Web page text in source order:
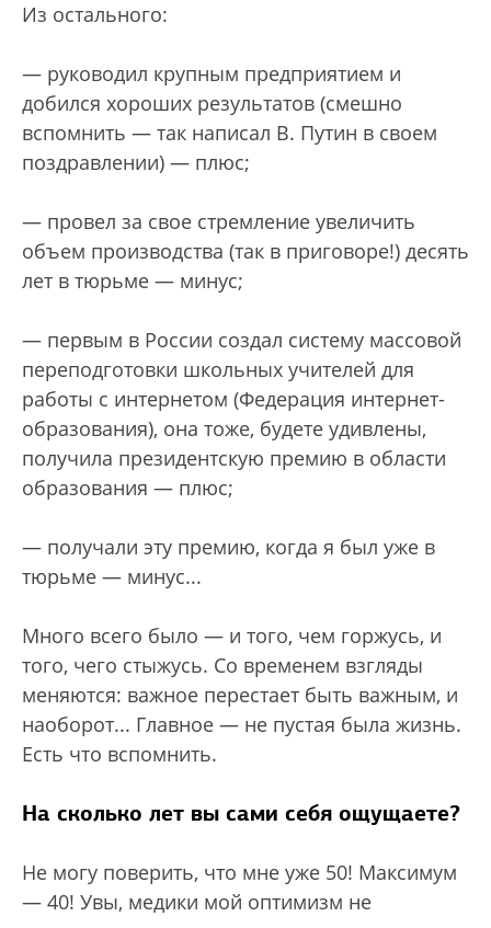
Из остального:
— руководил крупным предприятием и
добился хороших результатов (смешно
вспомнить — так написал В. Путин в своем
поздравлении) — плюс;
— провел за свое стремление увеличить
объем производства (так в приговоре!) десять
лет в тюрьме — минус;
— первым в России создал систему массовой
переподготовки школьных учителей для
работы с интернетом (Федерация интернет-
образования), она тоже, будете удивлены,
получила президентскую премию в области
образования — плюс;
— получали эту премию, когда я был уже в
тюрьме — минус...
Много всего было — и того, чем горжусь, и
того, чего стыжусь. Со временем взгляды
меняются: важное перестает быть важным, и
наоборот... Главное — не пустая была жизнь.
Есть что вспомнить.
На сколько лет вы сами себя ощущаете?
Не могу поверить, что мне уже 50! Максимум
— 40! Увы, медики мой оптимизм не